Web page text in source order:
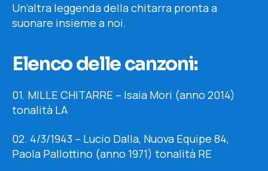
Un’altra leggenda della chitarra pronta a
suonare insieme a noi.
Elenco delle canzoni:
01. MILLE CHITARRE – Isaia Mori (anno 2014)
tonalità LA
02. 4/3/1943 – Lucio Dalla, Nuova Equipe 84,
Paola Pallottino (anno 1971) tonalità RE